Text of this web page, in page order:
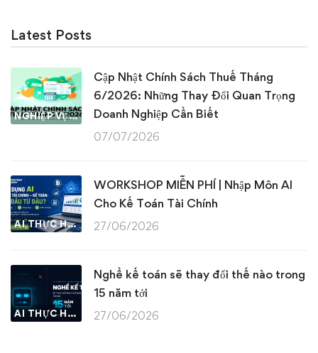
Latest Posts
NGHIỆP VỤ KẾ TOÁN & THUẾ
Cập Nhật Chính Sách Thuế Tháng
6/2026: Những Thay Đổi Quan Trọng
Doanh Nghiệp Cần Biết
07/07/2026
AI THỰC HÀNH
WORKSHOP MIỄN PHÍ | Nhập Môn AI
Cho Kế Toán Tài Chính
27/06/2026
AI THỰC HÀNH
Nghề kế toán sẽ thay đổi thế nào trong
15 năm tới
27/06/2026